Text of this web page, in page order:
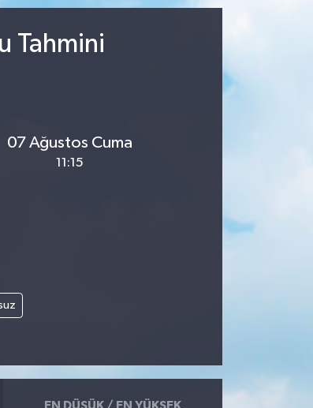
Tahmini
07 Ağustos Cuma
11:15